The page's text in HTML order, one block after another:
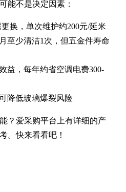
能不是决定因素：
换，单次维护约200元/延米
至少清洁1次，但五金件寿命
益，每年约省空调电费300-
降低玻璃爆裂风险
？爱采购平台上有详细的产
。快来看看吧！